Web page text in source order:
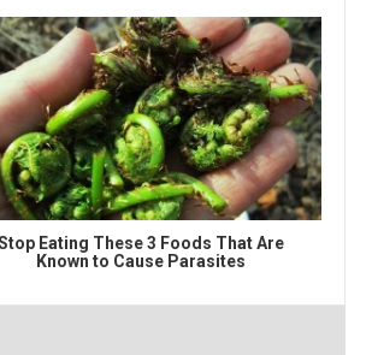
Eating These 3 Foods That Are
Known to Cause Parasites